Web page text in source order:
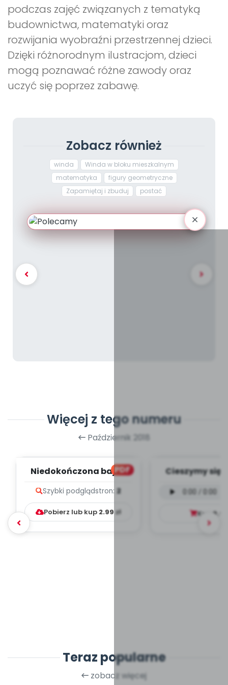
podczas zajęć związanych z tematyką
budownictwa, matematyki oraz
rozwijania wyobraźni przestrzennej dzieci.
Dzięki różnorodnym ilustracjom, dzieci
mogą poznawać różne zawody oraz
uczyć się poprzez zabawę.
Zobacz również
winda
Winda w bloku mieszkalnym
matematyka
figury geometryczne
Zapamiętaj i zbuduj
postać
Więcej z tego numeru
Październik 2018
PDF
Niedokończona bajka
Szybki podglądstron: 2
Pobierz lub kup 2.99 zł
Cieszymy się,
mp3)
Kup 9.99
Teraz popularne
zobacz więcej